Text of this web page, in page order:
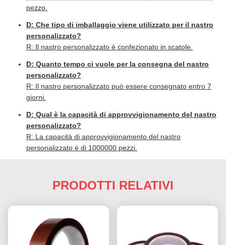
pezzo.
D: Che tipo di imballaggio viene utilizzato per il nastro
personalizzato?
R: Il nastro personalizzato è confezionato in scatole.
D: Quanto tempo ci vuole per la consegna del nastro
personalizzato?
R: Il nastro personalizzato può essere consegnato entro 7
giorni.
D: Qual è la capacità di approvvigionamento del nastro
personalizzato?
R: La capacità di approvvigionamento del nastro
personalizzato è di 1000000 pezzi.
PRODOTTI RELATIVI